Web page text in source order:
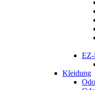
Kleidung